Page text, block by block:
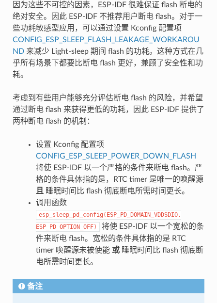
因为这些不可控的因素，ESP-IDF 很难保证 flash 断电的
绝对安全。因此 ESP-IDF 不推荐用户断电 flash。对于一
些功耗敏感型应用，可以通过设置 Kconfig 配置项
CONFIG_ESP_SLEEP_FLASH_LEAKAGE_WORKAROU
ND来减少 Light-sleep 期间 flash 的功耗。这种方式在几
乎所有场景下都要比断电 flash 更好，兼顾了安全性和功
耗。
考虑到有些用户能够充分评估断电 flash 的风险，并希望
通过断电 flash 来获得更低的功耗，因此 ESP-IDF 提供了
两种断电 flash 的机制：
设置 Kconfig 配置项
CONFIG_ESP_SLEEP_POWER_DOWN_FLASH
将使 ESP-IDF 以一个严格的条件来断电 flash。严
格的条件具体指的是，RTC timer 是唯一的唤醒源
且
睡眠时间比 flash 彻底断电所需时间更长。
调用函数
esp_sleep_pd_config(ESP_PD_DOMAIN_VDDSDIO,
ESP_PD_OPTION_OFF)
将使 ESP-IDF 以一个宽松的条
件来断电 flash。宽松的条件具体指的是 RTC
timer 唤醒源未被使能 或睡眠时间比 flash 彻底断
电所需时间更长。
备注